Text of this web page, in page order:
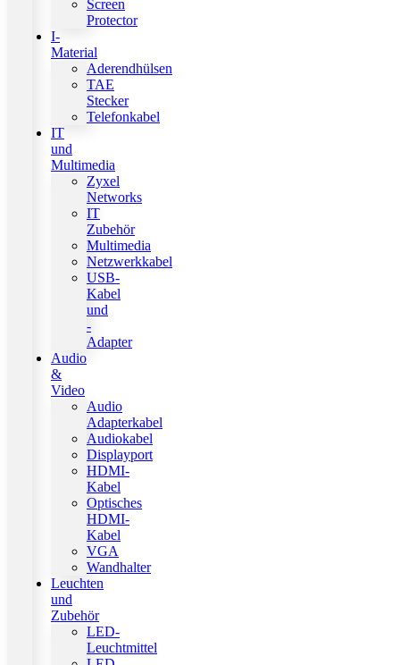
Screen
Protector
I-
Material
Aderendhülsen
TAE
Stecker
Telefonkabel
IT
und
Multimedia
Zyxel
Networks
IT
Zubehör
Multimedia
Netzwerkkabel
USB-
Kabel
und
-
Adapter
Audio
&
Video
Audio
Adapterkabel
Audiokabel
Displayport
HDMI-
Kabel
Optisches
HDMI-
Kabel
VGA
Wandhalter
Leuchten
und
Zubehör
LED-
Leuchtmittel